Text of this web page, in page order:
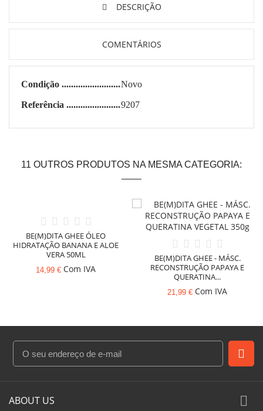
DESCRIÇÃO
COMENTÁRIOS
Condição Novo
Referência 9207
11 OUTROS PRODUTOS NA MESMA CATEGORIA:
BE(M)DITA GHEE ÓLEO
HIDRATAÇÃO BANANA E ALOE
VERA 50ML
14,99 € Com IVA
BE(M)DITA GHEE - MÁSC.
RECONSTRUÇÃO PAPAYA E
QUERATINA...
21,99 € Com IVA
ABOUT US 